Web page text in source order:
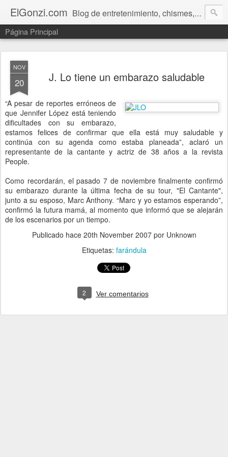
ElGonzi.com Blog de entretenimiento, chismes, humor, farándula, curiosidades, ovnis, noticias calientes, fotos, videos, paranormal y ¡más!
Página Principal
NOV
20 J. Lo tiene un embarazo saludable
“A pesar de reportes erróneos de
que Jennifer López está teniendo
dificultades con su embarazo,
estamos felices de confirmar que ella está muy saludable y
continúa con su agenda como estaba planeada”, aclaró un
representante de la cantante y actriz de 38 años a la revista
People.
Como recordarán, el pasado 7 de noviembre finalmente confirmó
su embarazo durante la última fecha de su tour, "El Cantante",
junto a su esposo, Marc Anthony. “Marc y yo estamos esperando”,
confirmó la futura mamá, al momento que informó que se alejarán
de los escenarios por un tiempo.
Publicado hace 20th November 2007por Unknown
Etiquetas: farándula
2 Ver comentarios